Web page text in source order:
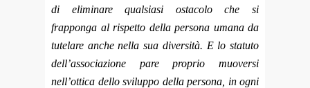
di eliminare qualsiasi ostacolo che si
frapponga al rispetto della persona umana da
tutelare anche nella sua diversità. E lo statuto
dell’associazione pare proprio muoversi
nell’ottica dello sviluppo della persona, in ogni